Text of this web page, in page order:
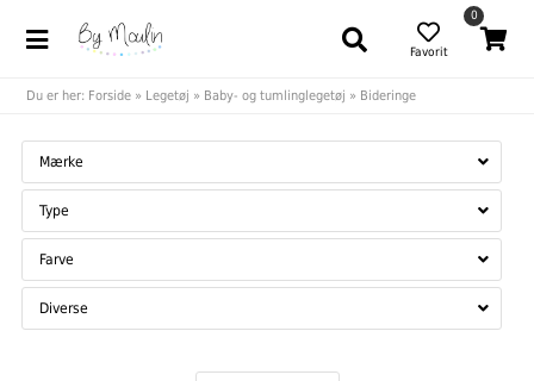
Favorit
0
Du er her: Forside » Legetøj » Baby- og tumlinglegetøj » Bideringe
Mærke
Type
Farve
Diverse